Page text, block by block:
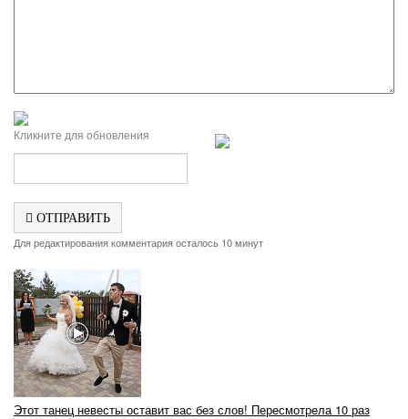
Кликните для обновления
ОТПРАВИТЬ
Для редактирования комментария осталось 10 минут
Этот танец невесты оставит вас без слов! Пересмотрела 10 раз